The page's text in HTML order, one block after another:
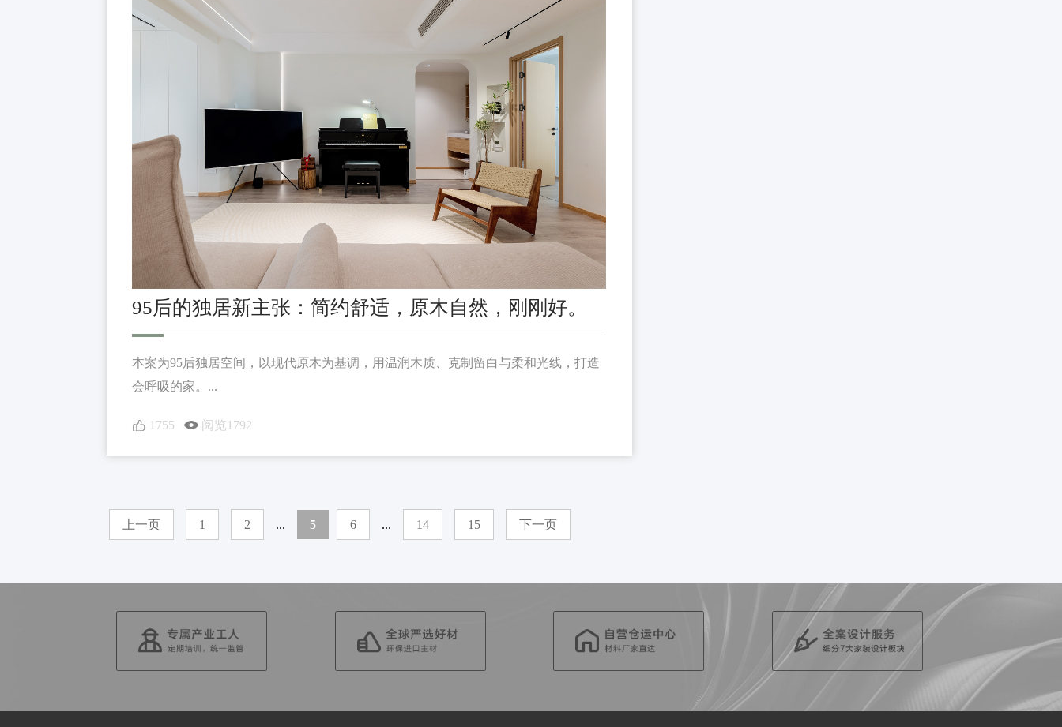
95后的独居新主张：简约舒适，原木自然，刚刚好。
本案为95后独居空间，以现代原木为基调，用温润木质、克制留白与柔和光线，打造
会呼吸的家。...
1755 阅览1792
上一页 1 2 ... 5 6 ... 14 15 下一页